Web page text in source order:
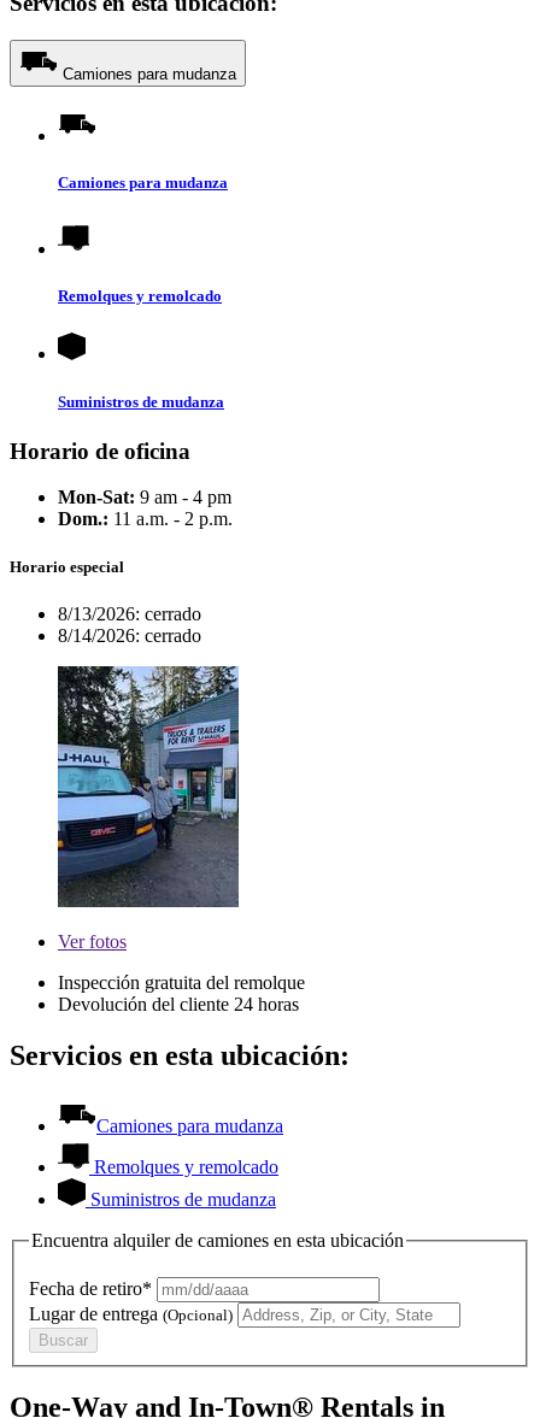
Camiones para mudanza
Camiones para mudanza
Remolques y remolcado
Suministros de mudanza
Horario de oficina
Mon-Sat: 9 am - 4 pm
Dom.: 11 a.m. - 2 p.m.
Horario especial
8/13/2026: cerrado
8/14/2026: cerrado
Verfotos
Inspección gratuita del remolque
Devolución del cliente 24 horas
Servicios en esta ubicación:
Camiones para mudanza
Remolques y remolcado
Suministros de mudanza
Encuentra alquiler de camiones en esta ubicación
Fecha de retiro*
Lugar de entrega (Opcional)
Buscar
One-Way and In-Town® Rentals in